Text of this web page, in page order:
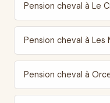
Pension cheval à Le
Pension cheval à
Pension cheval à